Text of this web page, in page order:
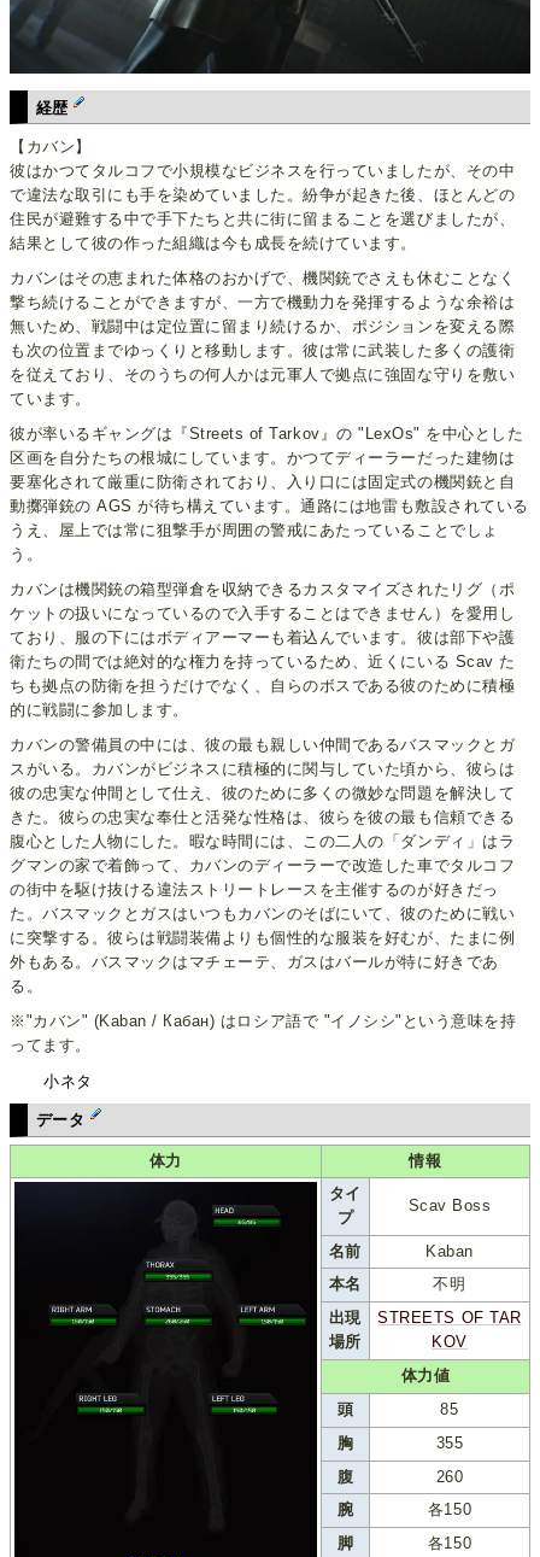
経歴
【カバン】
彼はかつてタルコフで小規模なビジネスを行っていましたが、その中
で違法な取引にも手を染めていました。紛争が起きた後、ほとんどの
住民が避難する中で手下たちと共に街に留まることを選びましたが、
結果として彼の作った組織は今も成長を続けています。
カバンはその恵まれた体格のおかげで、機関銃でさえも休むことなく
撃ち続けることができますが、一方で機動力を発揮するような余裕は
無いため、戦闘中は定位置に留まり続けるか、ポジションを変える際
も次の位置までゆっくりと移動します。彼は常に武装した多くの護衛
を従えており、そのうちの何人かは元軍人で拠点に強固な守りを敷い
ています。
彼が率いるギャングは『Streets of Tarkov』の "LexOs" を中心とした
区画を自分たちの根城にしています。かつてディーラーだった建物は
要塞化されて厳重に防衛されており、入り口には固定式の機関銃と自
動擲弾銃の AGS が待ち構えています。通路には地雷も敷設されている
うえ、屋上では常に狙撃手が周囲の警戒にあたっていることでしょ
う。
カバンは機関銃の箱型弾倉を収納できるカスタマイズされたリグ（ポ
ケットの扱いになっているので入手することはできません）を愛用し
ており、服の下にはボディアーマーも着込んでいます。彼は部下や護
衛たちの間では絶対的な権力を持っているため、近くにいる Scav た
ちも拠点の防衛を担うだけでなく、自らのボスである彼のために積極
的に戦闘に参加します。
カバンの警備員の中には、彼の最も親しい仲間であるバスマックとガ
スがいる。カバンがビジネスに積極的に関与していた頃から、彼らは
彼の忠実な仲間として仕え、彼のために多くの微妙な問題を解決して
きた。彼らの忠実な奉仕と活発な性格は、彼らを彼の最も信頼できる
腹心とした人物にした。暇な時間には、この二人の「ダンディ」はラ
グマンの家で着飾って、カバンのディーラーで改造した車でタルコフ
の街中を駆け抜ける違法ストリートレースを主催するのが好きだっ
た。バスマックとガスはいつもカバンのそばにいて、彼のために戦い
に突撃する。彼らは戦闘装備よりも個性的な服装を好むが、たまに例
外もある。バスマックはマチェーテ、ガスはバールが特に好きであ
る。
※"カバン" (Kaban / Кабан) はロシア語で "イノシシ"という意味を持
ってます。
小ネタ
データ
体力
情報
タイ
プ
Scav Boss
名前
Kaban
本名
不明
出現
場所
STREETS OF TAR
KOV
体力値
頭
85
胸
355
腹
260
腕
各150
脚
各150